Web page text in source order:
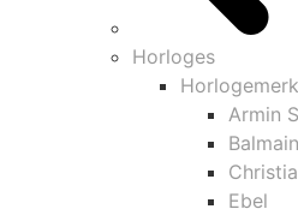
Horloges
Armin
Balmain
Ebel